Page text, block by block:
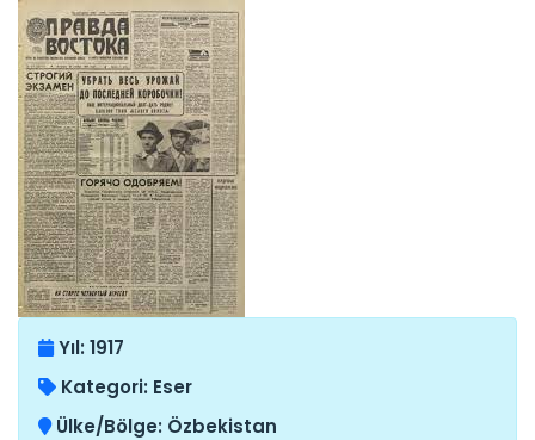
Yıl: 1917
Kategori: Eser
Ülke/Bölge: Özbekistan